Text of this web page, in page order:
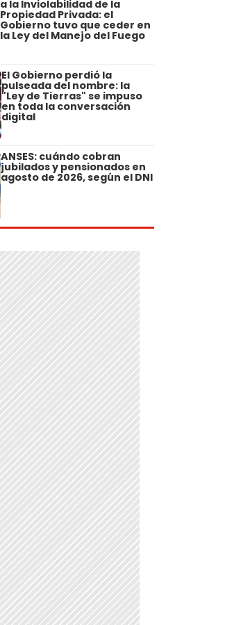
a la Inviolabilidad de la
Propiedad Privada: el
Gobierno tuvo que ceder en
la Ley del Manejo del Fuego
El Gobierno perdió la
pulseada del nombre: la
"Ley de Tierras" se impuso
en toda la conversación
digital
ANSES: cuándo cobran
jubilados y pensionados en
agosto de 2026, según el DNI